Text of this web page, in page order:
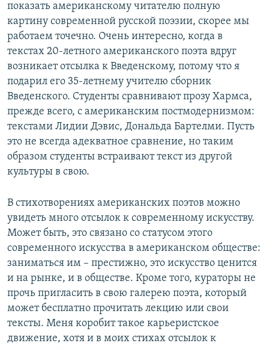
показать американскому читателю полную
картину современной русской поэзии, скорее мы
работаем точечно. Очень интересно, когда в
текстах 20-летного американского поэта вдруг
возникает отсылка к Введенскому, потому что я
подарил его 35-летнему учителю сборник
Введенского. Студенты сравнивают прозу Хармса,
прежде всего, с американским постмодернизмом:
текстами Лидии Дэвис, Дональда Бартелми. Пусть
это не всегда адекватное сравнение, но таким
образом студенты встраивают текст из другой
культуры в свою.
В стихотворениях американских поэтов можно
увидеть много отсылок к современному искусству.
Может быть, это связано со статусом этого
современного искусства в американском обществе:
заниматься им – престижно, это искусство ценится
и на рынке, и в обществе. Кроме того, кураторы не
прочь пригласить в свою галерею поэта, который
может бесплатно прочитать лекцию или свои
тексты. Меня коробит такое карьеристское
движение, хотя и в моих стихах отсылок к